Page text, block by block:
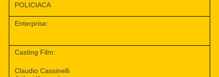
POLICIACA
Enterprise:
Casting Film:
Claudio Cassinelli